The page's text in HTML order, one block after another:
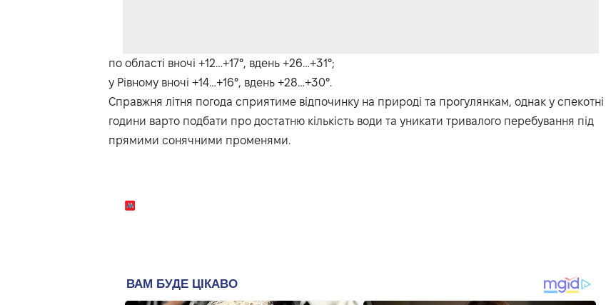
по області вночі +12…+17°, вдень +26…+31°;
у Рівному вночі +14…+16°, вдень +28…+30°.
Справжня літня погода сприятиме відпочинку на природі та прогулянкам, однак у спекотні
години варто подбати про достатню кількість води та уникати тривалого перебування під
прямими сонячними променями.